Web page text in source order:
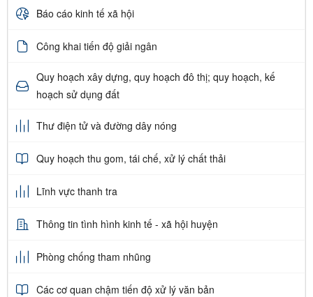
Báo cáo kinh tế xã hội
Công khai tiến độ giải ngân
Quy hoạch xây dựng, quy hoạch đô thị; quy hoạch, kế
hoạch sử dụng đất
Thư điện tử và đường dây nóng
Quy hoạch thu gom, tái chế, xử lý chất thải
Lĩnh vực thanh tra
Thông tin tình hình kinh tế - xã hội huyện
Phòng chống tham nhũng
Các cơ quan chậm tiến độ xử lý văn bản